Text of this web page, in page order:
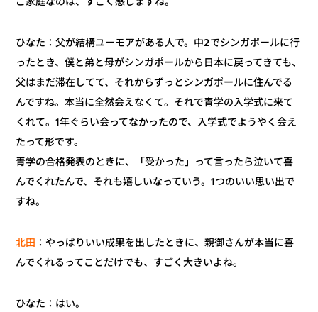
ひなた：父が結構ユーモアがある人で。中2でシンガポールに行
ったとき、僕と弟と母がシンガポールから日本に戻ってきても、
父はまだ滞在してて、それからずっとシンガポールに住んでる
んですね。本当に全然会えなくて。それで青学の入学式に来て
くれて。1年ぐらい会ってなかったので、入学式でようやく会え
たって形です。
青学の合格発表のときに、「受かった」って言ったら泣いて喜
んでくれたんで、それも嬉しいなっていう。1つのいい思い出で
すね。
北田 ：やっぱりいい成果を出したときに、親御さんが本当に喜
んでくれるってことだけでも、すごく大きいよね。
ひなた：はい。